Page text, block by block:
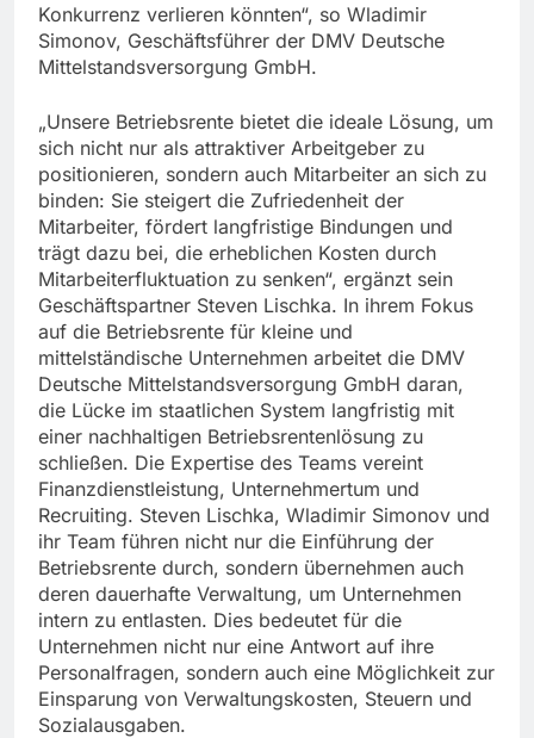
Konkurrenz verlieren könnten“, so Wladimir
Simonov, Geschäftsführer der DMV Deutsche
Mittelstandsversorgung GmbH.
„Unsere Betriebsrente bietet die ideale Lösung, um
sich nicht nur als attraktiver Arbeitgeber zu
positionieren, sondern auch Mitarbeiter an sich zu
binden: Sie steigert die Zufriedenheit der
Mitarbeiter, fördert langfristige Bindungen und
trägt dazu bei, die erheblichen Kosten durch
Mitarbeiterfluktuation zu senken“, ergänzt sein
Geschäftspartner Steven Lischka. In ihrem Fokus
auf die Betriebsrente für kleine und
mittelständische Unternehmen arbeitet die DMV
Deutsche Mittelstandsversorgung GmbH daran,
die Lücke im staatlichen System langfristig mit
einer nachhaltigen Betriebsrentenlösung zu
schließen. Die Expertise des Teams vereint
Finanzdienstleistung, Unternehmertum und
Recruiting. Steven Lischka, Wladimir Simonov und
ihr Team führen nicht nur die Einführung der
Betriebsrente durch, sondern übernehmen auch
deren dauerhafte Verwaltung, um Unternehmen
intern zu entlasten. Dies bedeutet für die
Unternehmen nicht nur eine Antwort auf ihre
Personalfragen, sondern auch eine Möglichkeit zur
Einsparung von Verwaltungskosten, Steuern und
Sozialausgaben.